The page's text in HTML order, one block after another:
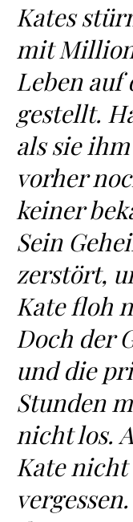
Kates
mit
Leben auf
gestellt.
als sie
vorher
keiner
Sein
zerstört,
Kate floh
Doch der
und die
Stunden
nicht los.
Kate nicht